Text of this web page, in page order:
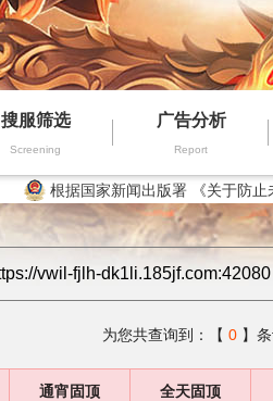
搜服筛选
Screening
广告分析
Report
根据国家新闻出版署 《关于防
为您共查询到：【 0 】
通宵固顶 全天固顶